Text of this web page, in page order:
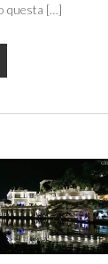
questa […]